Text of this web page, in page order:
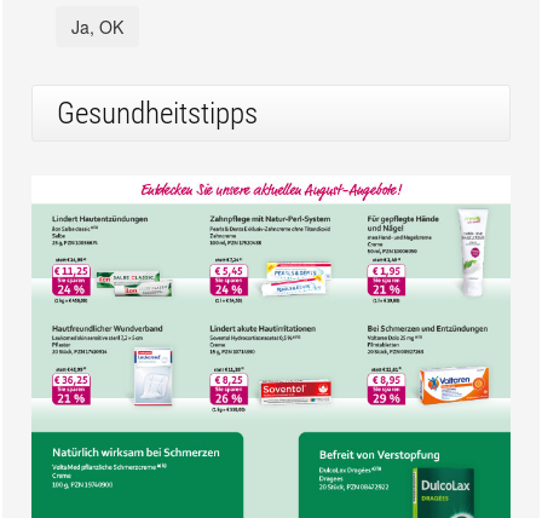
Ja, OK
Gesundheitstipps